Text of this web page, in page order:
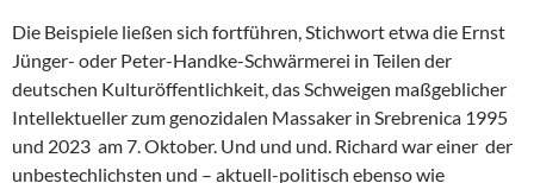
Die Beispiele ließen sich fortführen, Stichwort etwa die Ernst
Jünger- oder Peter-Handke-Schwärmerei in Teilen der
deutschen Kulturöffentlichkeit, das Schweigen maßgeblicher
Intellektueller zum genozidalen Massaker in Srebrenica 1995
und 2023 am 7. Oktober. Und und und. Richard war einer der
unbestechlichsten und – aktuell-politisch ebenso wie